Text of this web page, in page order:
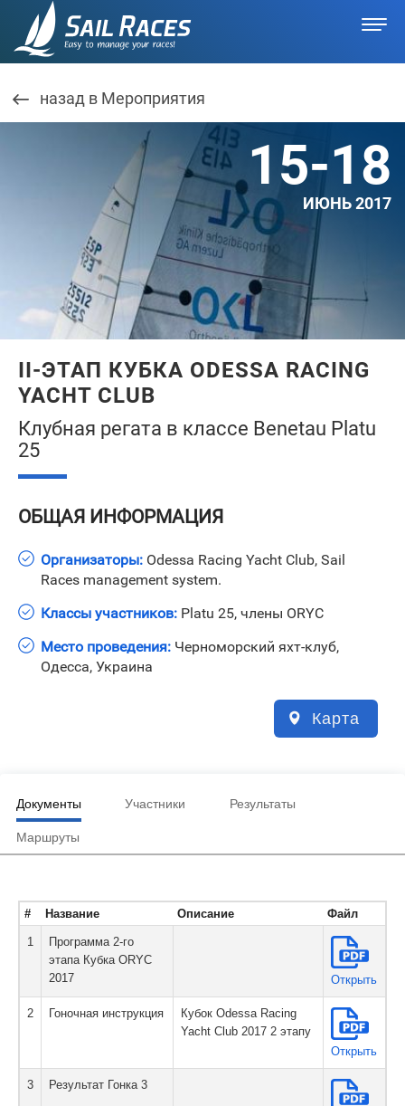
назад в Мероприятия
15-18
ИЮНЬ 2017
II-ЭТАП КУБКА ODESSA RACING
YACHT CLUB
Клубная регата в классе Benetau Platu
25
ОБЩАЯ ИНФОРМАЦИЯ
Организаторы: Odessa Racing Yacht Club, Sail
Races management system.
Классы участников: Platu 25, члены ORYC
Место проведения: Черноморский яхт-клуб,
Одесса, Украина
Карта
Документы Участники Результаты
Маршруты
# Название Описание Файл
1
Программа 2-го
этапа Кубка ORYC
2017
Открыть
2 Гоночная инструкция
Кубок Odessa Racing
Yacht Club 2017 2 этапу
Открыть
3 Результат Гонка 3